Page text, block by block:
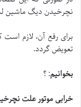
نچرخیدن دیگ ماشین
برای رفع آن، لازم
تعویض گردد.
بخوانیم: ؟
خرابی موتور علت